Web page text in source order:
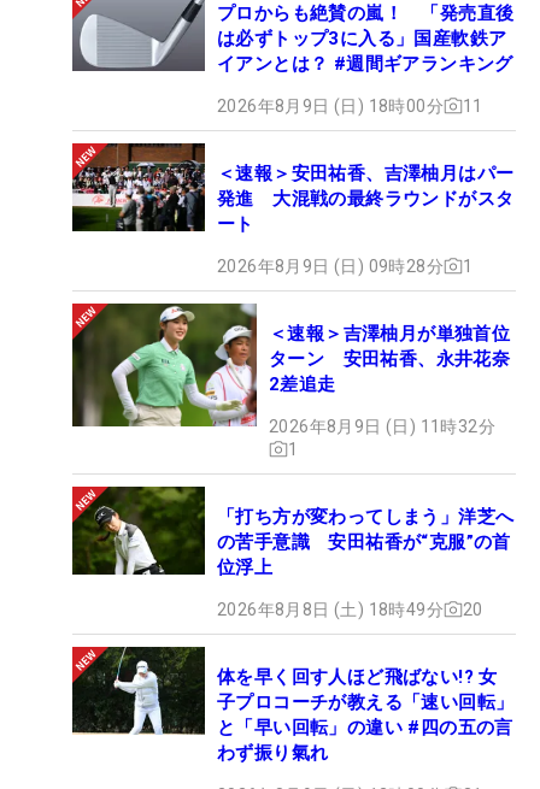
プロからも絶賛の嵐！ 「発売直後
は必ずトップ3に入る」国産軟鉄ア
イアンとは？ #週間ギアランキング
2026年8月9日 (日) 18時00分 11
＜速報＞安田祐香、吉澤柚月はパー
発進 大混戦の最終ラウンドがスタ
ート
2026年8月9日 (日) 09時28分 1
＜速報＞吉澤柚月が単独首位
ターン 安田祐香、永井花奈
2差追走
2026年8月9日 (日) 11時32分
1
「打ち方が変わってしまう」洋芝へ
の苦手意識 安田祐香が“克服”の首
位浮上
2026年8月8日 (土) 18時49分 20
体を早く回す人ほど飛ばない!? 女
子プロコーチが教える「速い回転」
と「早い回転」の違い #四の五の言
わず振り氣れ